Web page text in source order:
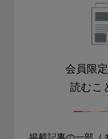
会員限
読むこ